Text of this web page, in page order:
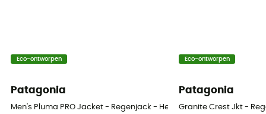
Eco-ontworpen
Patagonia
Men's Pluma PRO Jacket - Regenjack - Heren
Eco-ontworpen
Patagonia
Granite Crest Jkt -